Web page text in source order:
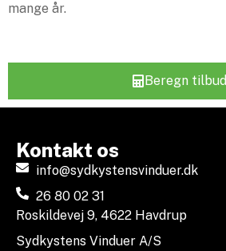
mange år.
Beregn tilbud
Kontakt os
info@sydkystensvinduer.dk
26 80 02 31
Roskildevej 9, 4622 Havdrup
Sydkystens Vinduer A/S